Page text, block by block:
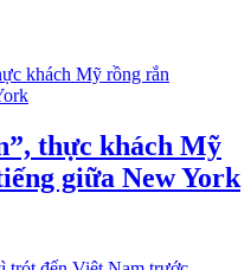
thực khách Mỹ
giữa New York